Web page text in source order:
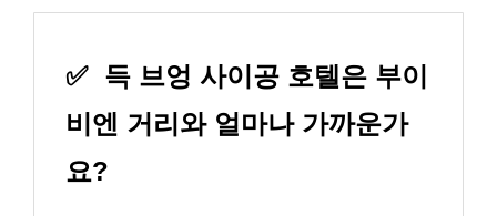
✅ 득 브엉 사이공 호텔은 부이
비엔 거리와 얼마나 가까운가
요?